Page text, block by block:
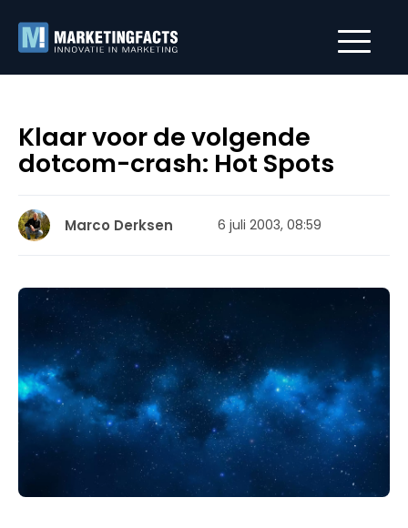
Klaar voor de volgende
dotcom-crash: Hot Spots
Marco Derksen 6 juli 2003, 08:59